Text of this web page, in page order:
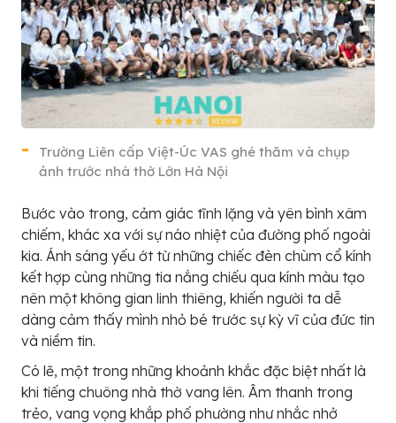
Trường Liên cấp Việt-Úc VAS ghé thăm và chụp
ảnh trước nhà thờ Lớn Hà Nội
Bước vào trong, cảm giác tĩnh lặng và yên bình xâm
chiếm, khác xa với sự náo nhiệt của đường phố ngoài
kia. Ánh sáng yếu ớt từ những chiếc đèn chùm cổ kính
kết hợp cùng những tia nắng chiếu qua kính màu tạo
nên một không gian linh thiêng, khiến người ta dễ
dàng cảm thấy mình nhỏ bé trước sự kỳ vĩ của đức tin
và niềm tin.
Có lẽ, một trong những khoảnh khắc đặc biệt nhất là
khi tiếng chuông nhà thờ vang lên. Âm thanh trong
trẻo, vang vọng khắp phố phường như nhắc nhở